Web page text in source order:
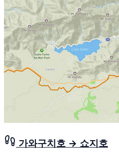
가와구치호 → 쇼지호